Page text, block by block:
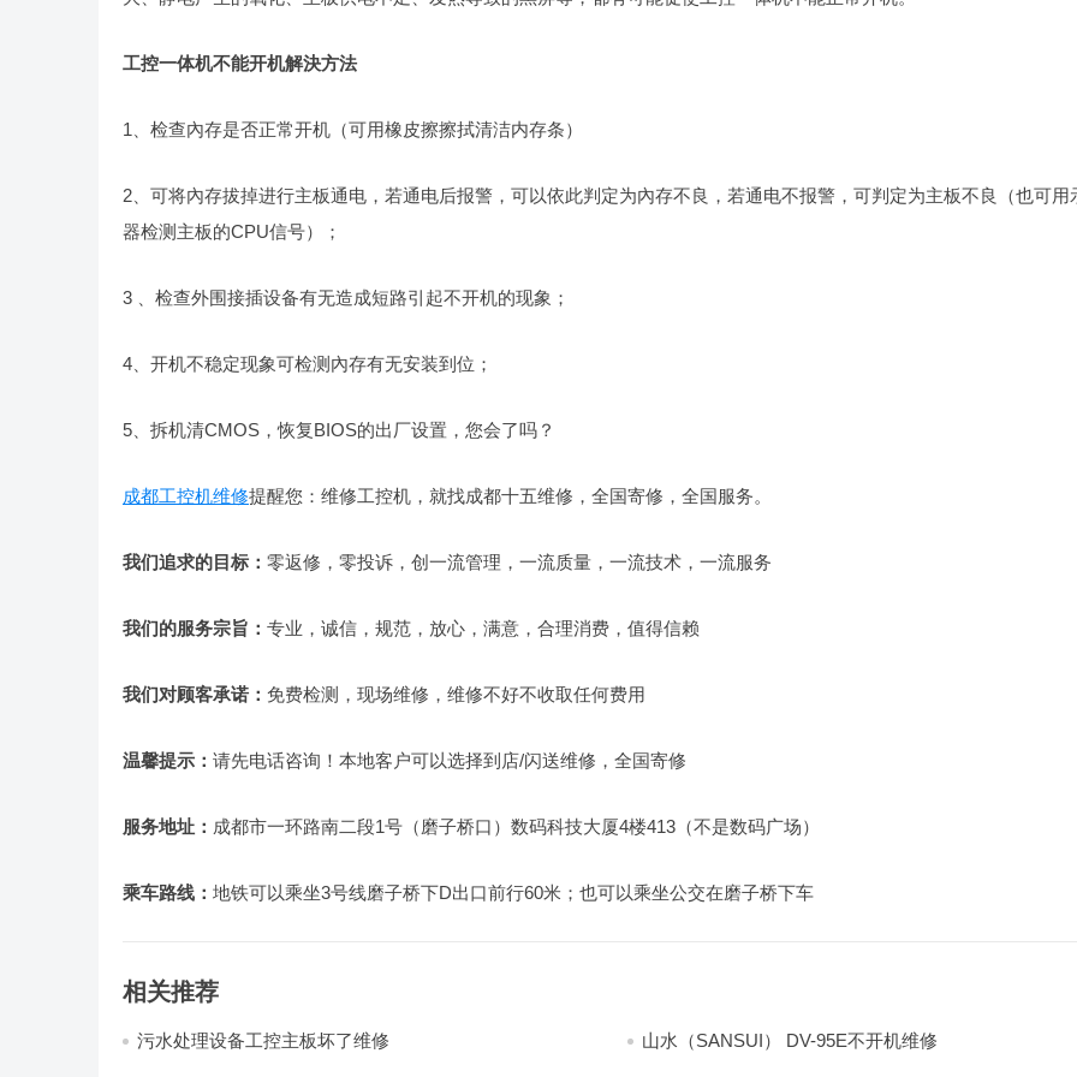
工控一体机不能开机解決方法
1、检查內存是否正常开机（可用橡皮擦擦拭清洁内存条）
2、可将內存拔掉进行主板通电，若通电后报警，可以依此判定为內存不良，若通电不报警，可判定为主板不良（也可用
器检测主板的CPU信号）；
3 、检查外围接插设备有无造成短路引起不开机的现象；
4、开机不稳定现象可检测內存有无安装到位；
5、拆机清CMOS，恢复BIOS的出厂设置，您会了吗？
成都工控机维修提醒您：维修工控机，就找成都十五维修，全国寄修，全国服务。
我们追求的目标： 零返修，零投诉，创一流管理，一流质量，一流技术，一流服务
我们的服务宗旨 ： 专业，诚信，规范，放心，满意，合理消费，值得信赖
我们对顾客承诺： 免费检测，现场维修，维修不好不收取任何费用
温馨提示： 请先电话咨询！本地客户可以选择到店/闪送维修，全国寄修
服务地址： 成都市一环路南二段1号（磨子桥口）数码科技大厦4楼413（不是数码广场）
乘车路线： 地铁可以乘坐3号线磨子桥下D出口前行60米；也可以乘坐公交在磨子桥下车
相关推荐
污水处理设备工控主板坏了维修 山水（SANSUI） DV-95E不开机维修